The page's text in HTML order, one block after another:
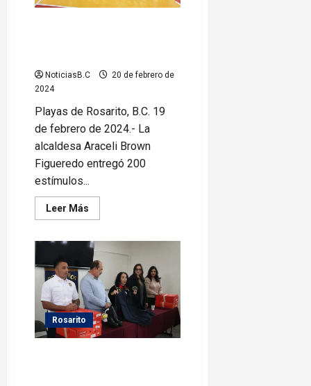
cantará
NoticiasB.C
20 de febrero de
2024
Playas de Rosarito, B.C. 19
de febrero de 2024.- La
alcaldesa Araceli Brown
Figueredo entregó 200
estímulos...
Leer Más
más
Entrega
Gobierno
de
Araceli
Brown
200
estímulos
económicos
a
universitarios
Rosarito